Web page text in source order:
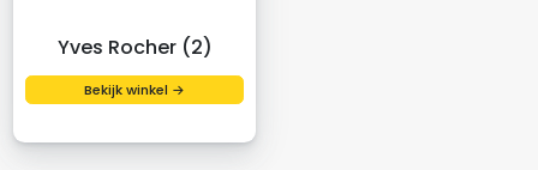
Yves Rocher (2)
Bekijk winkel →